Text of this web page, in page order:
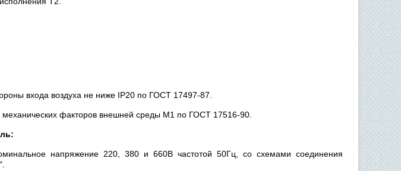
входа воздуха не ниже IР20 по ГОСТ 17497-87.
механических факторов внешней среды М1 по ГОСТ 17516-90.
напряжение 220, 380 и 660В частотой 50Гц, со схемами соединения